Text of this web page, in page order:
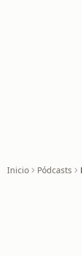
Inicio Pódcasts